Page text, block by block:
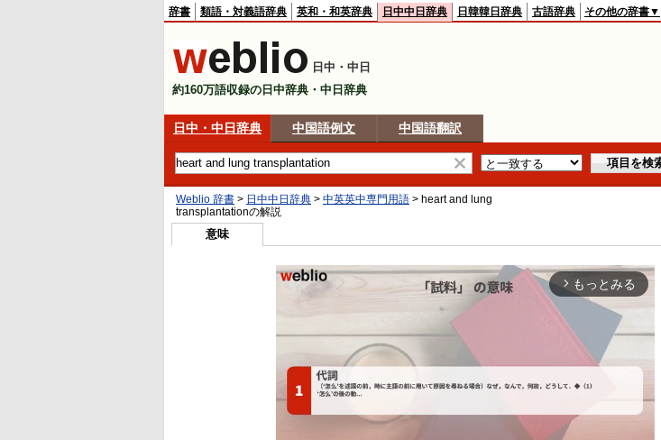
辞書 類語・対義語辞典 英和・和英辞典 日中中日辞典 日韓韓日辞典 古語辞典 その他の辞書▼
日中・中日
約160万語収録の日中辞典・中日辞典
日中・中日辞典 中国語例文 中国語翻訳
Weblio 辞書 > 日中中日辞典 > 中英英中専門用語 > heart and lung
transplantationの解説
意味
arrow_forward_ios もっとみる